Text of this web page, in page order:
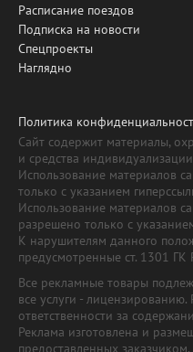
Расписание поездов
Подписка на новости
Спецпроекты
Наглядно
Политика
Сайт содержит материалы,
и средства
Использование материалов
только с указанием
Использование материалов
разрешено только с
К нарушителям данного
предусмотренные ст. 1301 ГК
Все рекламные товары
все услуги - лицензированию.
ответственности за
Реклама изготовлена и
предоставленных